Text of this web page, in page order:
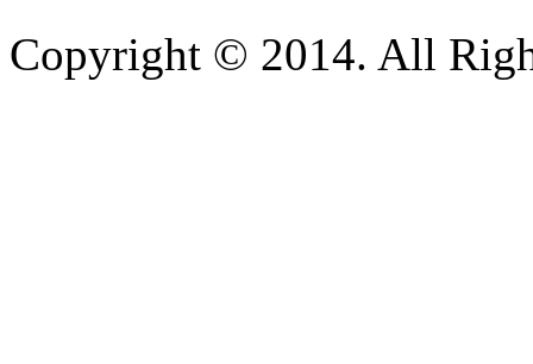
Copyright © 2014. All